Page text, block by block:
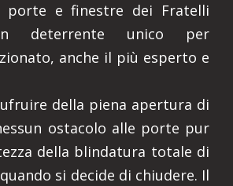
porte e finestre dei Fratelli
deterrente unico per
anche il più esperto e
della piena apertura di
ostacolo alle porte pur
della blindatura totale di
si decide di chiudere. Il